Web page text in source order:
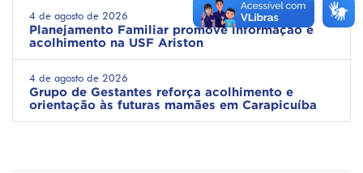
4 de agosto de 2026
Planejamento Familiar promove informação e
acolhimento na USF Ariston
4 de agosto de 2026
Grupo de Gestantes reforça acolhimento e
orientação às futuras mamães em Carapicuíba